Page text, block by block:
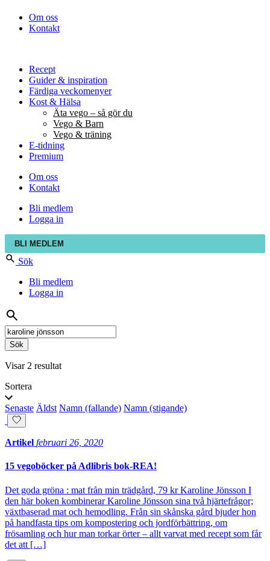
Om oss
Kontakt
Recept
Guider & inspiration
Färdiga veckomenyer
Kost & Hälsa
Äta vego – så gör du
Vego & Barn
Vego & träning
E-tidning
Premium
Om oss
Kontakt
Bli medlem
Logga in
BLI MEDLEM
Sök
Bli medlem
Logga in
Sök
på:
Visar 2 resultat
Sortera
Senaste Äldst Namn (fallande) Namn (stigande)
Artikel februari 26, 2020
15 vegoböcker på Adlibris bok-REA!
Det goda gröna : mat från min trädgård, 79 kr Karoline Jönsson I
den här boken kombinerar Karoline Jönsson sina två hjärtefrågor;
växtbaserad mat och hemodling. Från sin skånska gård bjuder hon
på handfasta tips om kompostering och jordförbättring, om
frösamling och hur man torkar örter – allt varvat med recept som får
det att […]